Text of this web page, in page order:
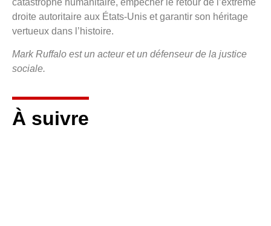
droite autoritaire aux États-Unis et garantir son héritage
vertueux dans l’histoire.
Mark Ruffalo est un acteur et un défenseur de la justice
sociale.
À suivre